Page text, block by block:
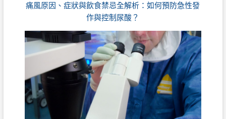
痛風原因、症狀與飲食禁忌全解析：如何預防急性發
作與控制尿酸？